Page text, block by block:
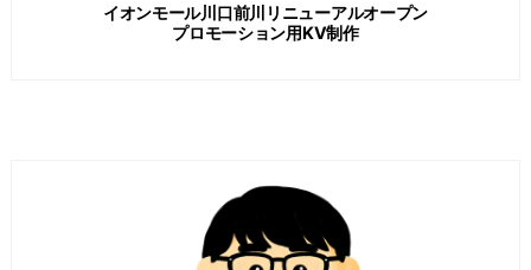
イオンモール川口前川リニューアルオープン
プロモーション用KV制作